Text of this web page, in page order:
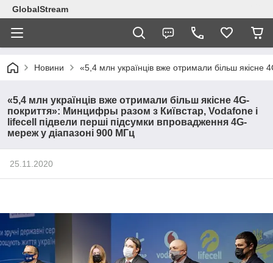
GlobalStream
Новини «5,4 млн українців вже отримали більш
«5,4 млн українців вже отримали більш якісне 4G-
покриття»: Минцифры разом з Київстар, Vodafone і
lifecell підвели перші підсумки впровадження 4G-
мереж у діапазоні 900 МГц
25.11.2020